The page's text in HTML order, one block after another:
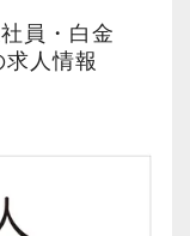
員・白金
人情報